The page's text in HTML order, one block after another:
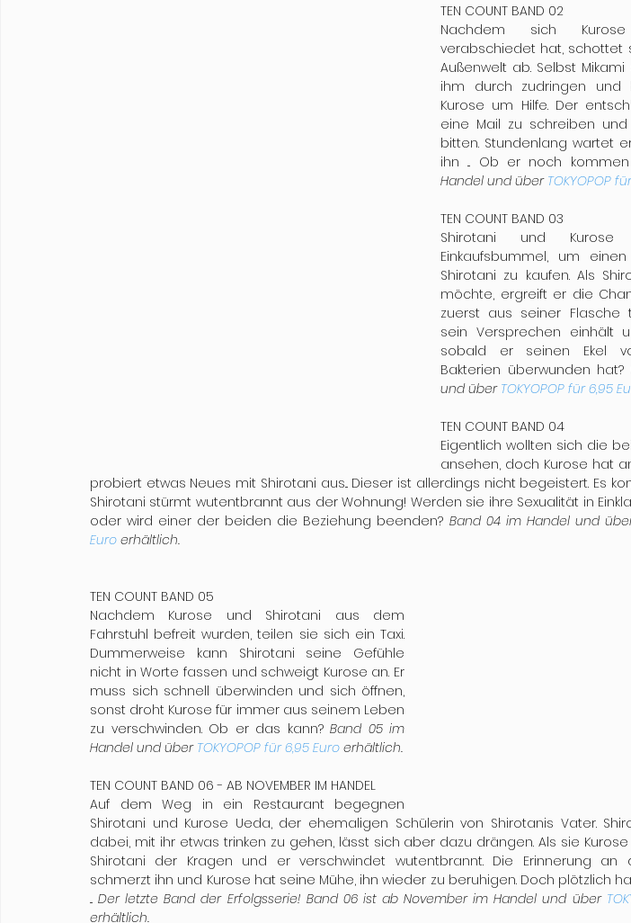
TEN COUNT BAND 02
Nachdem sich
verabschiedet hat, schottet
Außenwelt ab. Selbst
ihm durch zudringen und
Kurose um Hilfe. Der
eine Mail zu schreiben
bitten. Stundenlang wartet
ihn ... Ob er noch
Handel und über TOKYOPOP
TEN COUNT BAND 03
Shirotani und
Einkaufsbummel, um
Shirotani zu kaufen. Als
möchte, ergreift er die
zuerst aus seiner Flasche
sein Versprechen einhält
sobald er seinen Ekel
Bakterien überwunden hat?
und über TOKYOPOP für 6,95
TEN COUNT BAND 04
Eigentlich wollten sich die
ansehen, doch Kurose hat
probiert etwas Neues mit Shirotani aus... Dieser ist allerdings nicht begeistert. Es
Shirotani stürmt wutentbrannt aus der Wohnung! Werden sie ihre Sexualität in
oder wird einer der beiden die Beziehung beenden? Band 04 im Handel und
Euro erhältlich.
TEN COUNT BAND 05
Nachdem Kurose und Shirotani aus dem
Fahrstuhl befreit wurden, teilen sie sich ein Taxi.
Dummerweise kann Shirotani seine Gefühle
nicht in Worte fassen und schweigt Kurose an. Er
muss sich schnell überwinden und sich öffnen,
sonst droht Kurose für immer aus seinem Leben
zu verschwinden. Ob er das kann? Band 05 im
Handel und über TOKYOPOP für 6,95 Euro erhältlich.
TEN COUNT BAND 06 - AB NOVEMBER IM HANDEL
Auf dem Weg in ein Restaurant begegnen
Shirotani und Kurose Ueda, der ehemaligen Schülerin von Shirotanis Vater.
dabei, mit ihr etwas trinken zu gehen, lässt sich aber dazu drängen. Als sie
Shirotani der Kragen und er verschwindet wutentbrannt. Die Erinnerung an
schmerzt ihn und Kurose hat seine Mühe, ihn wieder zu beruhigen. Doch plötzlich
... Der letzte Band der Erfolgsserie! Band 06 ist ab November im Handel und über
erhältlich.